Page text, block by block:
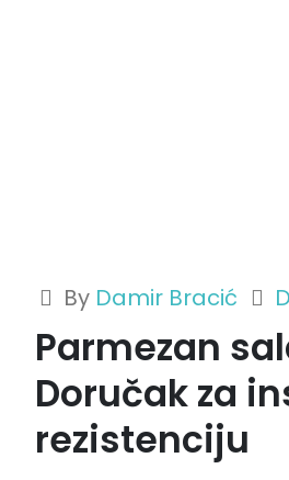
By Damir Bracić
Parmezan
Doručak za
rezistenciju